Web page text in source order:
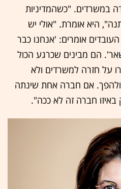
במשרדים. "כשהמדיניות
היא אומרת. "אולי יש
אומרים: 'אנחנו כבר
הם מבינים שכרגע הכול
על חזרה למשרדים ולא
אם חברה אחת שינתה
חברה זה לא ככה".